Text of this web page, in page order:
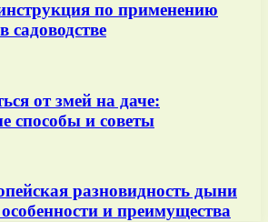
по применению
садоводстве
от змей на даче:
способы и советы
разновидность дыни
и преимущества